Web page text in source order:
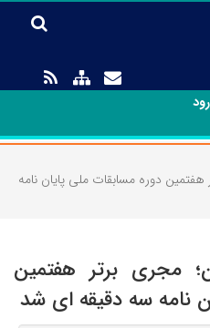
دوره مسابقات ملی پایان نامه
مجری برتر هفتمین
نامه سه دقیقه ای شد